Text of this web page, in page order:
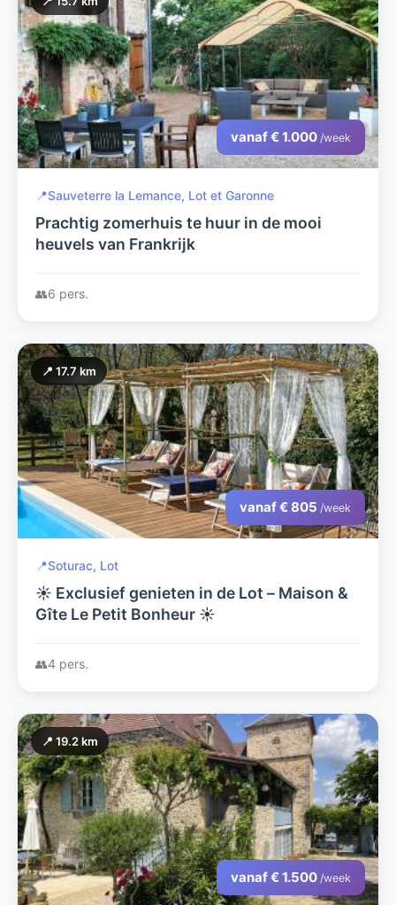
vanaf € 1.000 /week
📍Sauveterre la Lemance, Lot et Garonne
Prachtig zomerhuis te huur in de mooi
heuvels van Frankrijk
👥6 pers.
📍 17.7 km
vanaf € 805 /week
📍Soturac, Lot
☀️ Exclusief genieten in de Lot – Maison &
Gîte Le Petit Bonheur ☀️
👥4 pers.
📍 19.2 km
vanaf € 1.500 /week